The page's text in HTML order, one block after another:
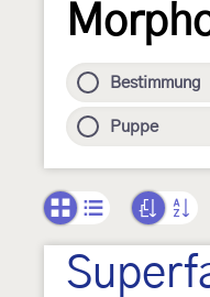
Bestimmung
Puppe